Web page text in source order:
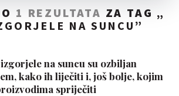
1 REZULTATA ZA TAG „
NA SUNCU ”
na suncu su ozbiljan
kako ih liječiti i, još bolje, kojim
spriječiti